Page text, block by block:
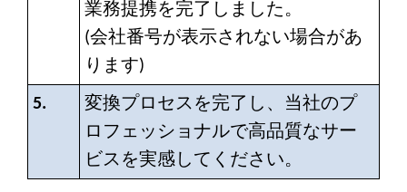
業務提携を完了しました。
(会社番号が表示されない場合があ
ります)
5.
変換プロセスを完了し、当社のプ
ロフェッショナルで高品質なサー
ビスを実感してください。